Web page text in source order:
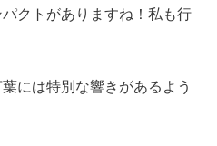
クトがありますね！私も行
には特別な響きがあるよう